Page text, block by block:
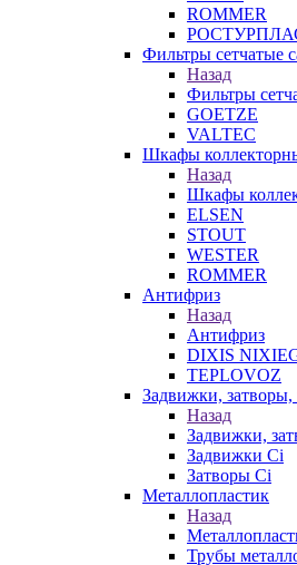
ROMMER
Фильтры сетчатые
Назад
Фильтры
GOETZE
VALTEC
Шкафы
Назад
Шкафы
ELSEN
STOUT
WESTER
ROMMER
Антифриз
Назад
Антифриз
DIXIS
TEPLOVOZ
Задвижки, затворы,
Назад
Задвижки,
Задвижки Ci
Затворы Ci
Металлопластик
Назад
Трубы